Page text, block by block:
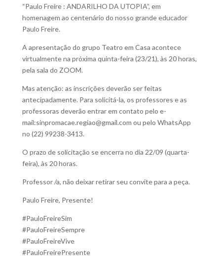
“Paulo Freire : ANDARILHO DA UTOPIA”, em
homenagem ao centenário do nosso grande educador
Paulo Freire.
A apresentação do grupo Teatro em Casa acontece
virtualmente na próxima quinta-feira (23/21), às 20 horas,
pela sala do ZOOM.
Mas atenção: as inscrições deverão ser feitas
antecipadamente. Para solicitá-la, os professores e as
professoras deverão entrar em contato pelo e-
mail:sinpromacae.regiao@gmail.com ou pelo WhatsApp
no (22) 99238-3413.
O prazo de solicitação se encerra no dia 22/09 (quarta-
feira), às 20 horas.
Professor /a, não deixar retirar seu convite para a peça.
Paulo Freire, Presente!
#PauloFreireSim
#PauloFreireSempre
#PauloFreireVive
#PauloFreirePresente